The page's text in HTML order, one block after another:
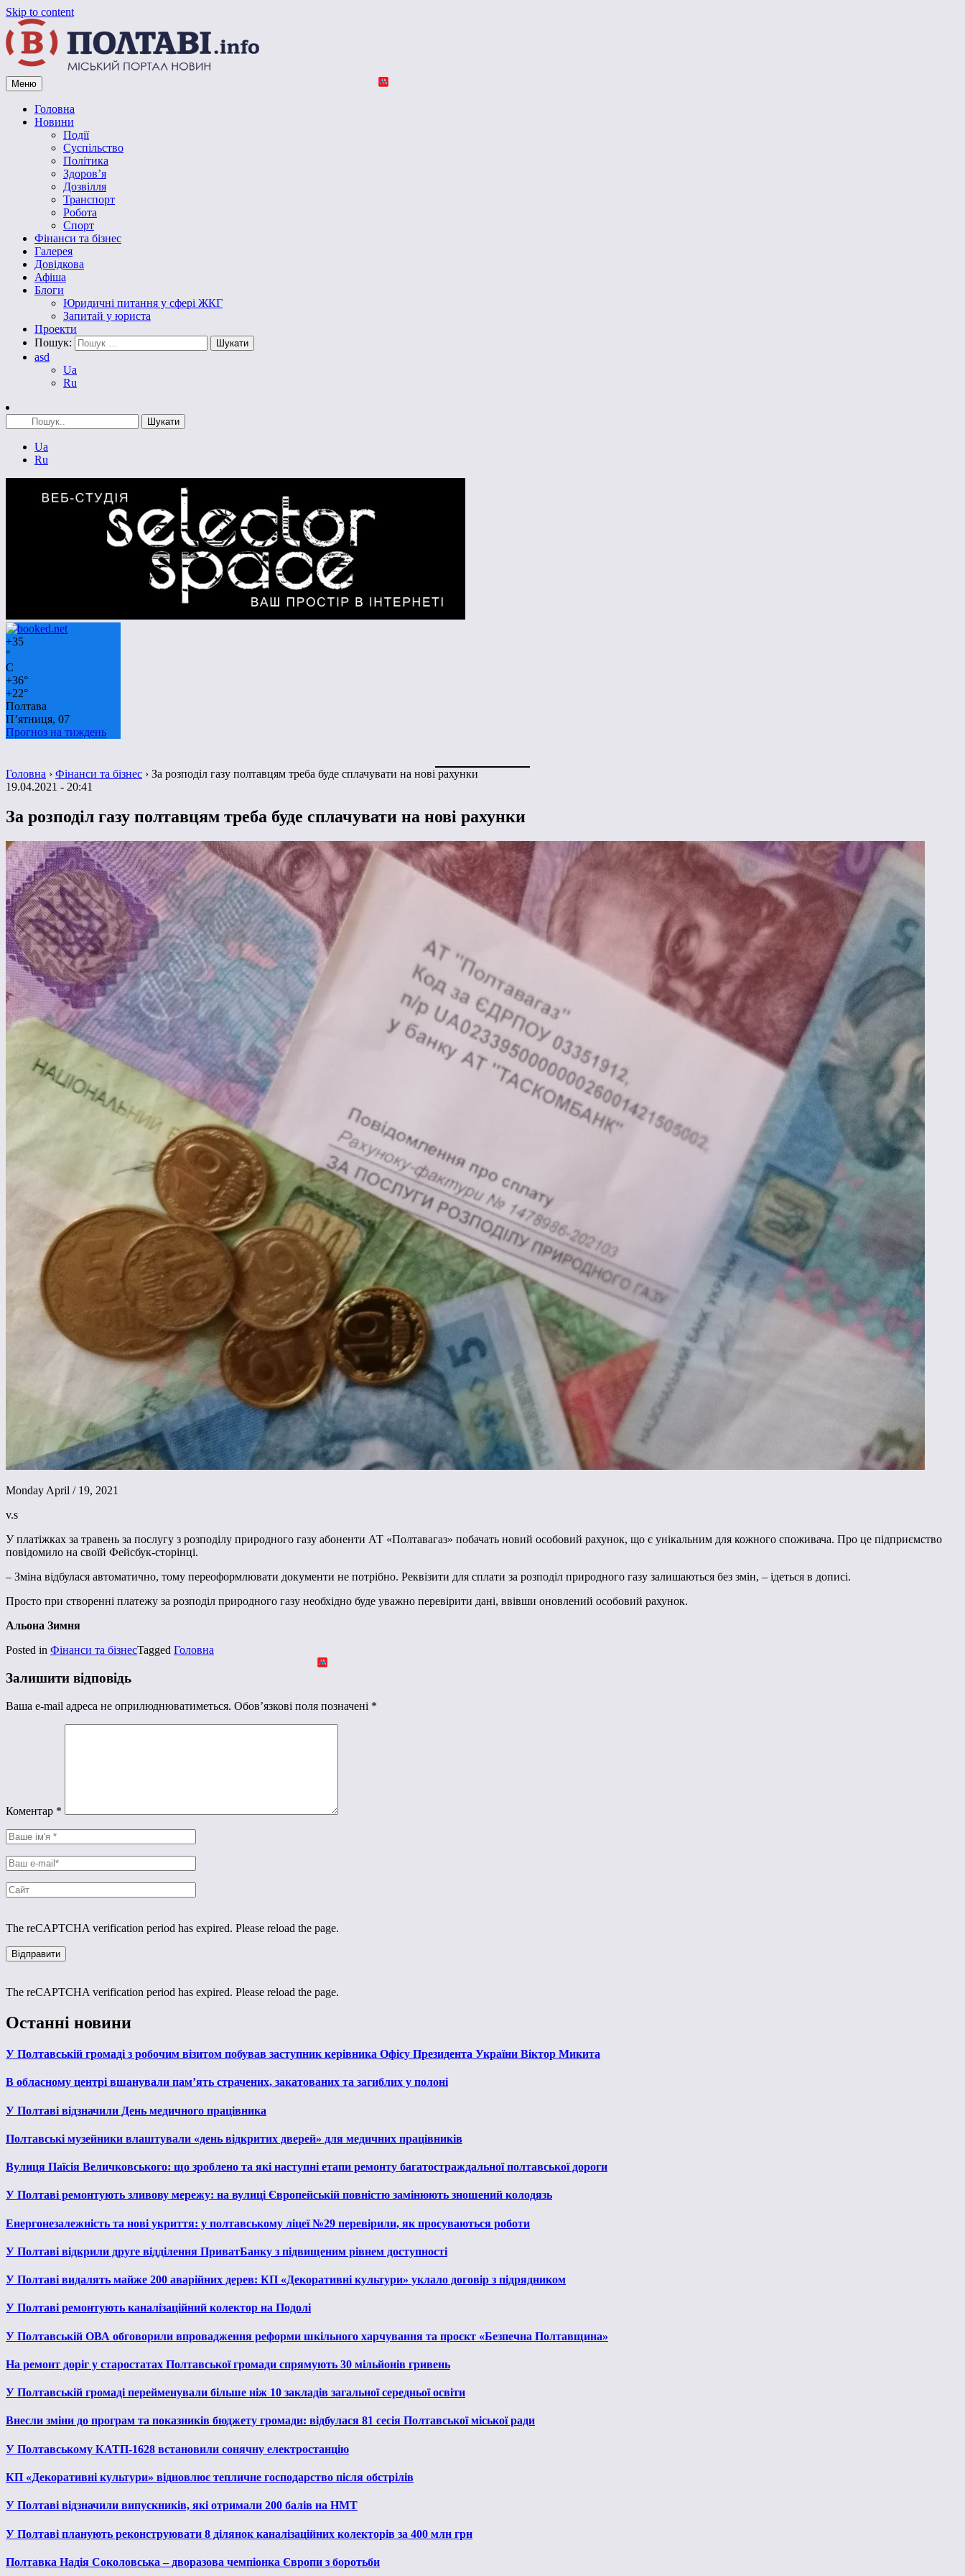
Skip to content
Vpoltave.info
Полтавський портал новин
Меню
Головна
Новини
Події
Суспільство
Політика
Здоров’я
Дозвілля
Транспорт
Робота
Спорт
Фінанси та бізнес
Галерея
Довідкова
Афіша
Блоги
Юридичні питання у сфері ЖКГ
Запитай у юриста
Проекти
Пошук:
asd
Ua
Ru
Ua
Ru
+35
°
C
+36°
+22°
Полтава
П’ятниця, 07
Прогноз на тиждень
Головна › Фінанси та бізнес › За розподіл газу полтавцям треба буде сплачувати на нові рахунки
19.04.2021 - 20:41
За розподіл газу полтавцям треба буде сплачувати на нові рахунки
Monday April / 19, 2021
v.s
У платіжках за травень за послугу з розподілу природного газу абоненти АТ «Полтавагаз» побачать новий особовий рахунок, що є унікальним для кожного споживача. Про це підприємство
повідомило на своїй Фейсбук-сторінці.
– Зміна відбулася автоматично, тому переоформлювати документи не потрібно. Реквізити для сплати за розподіл природного газу залишаються без змін, – ідеться в дописі.
Просто при створенні платежу за розподіл природного газу необхідно буде уважно перевірити дані, ввівши оновлений особовий рахунок.
Альона Зимня
Posted in Фінанси та бізнесTagged Головна
Залишити відповідь
Ваша e-mail адреса не оприлюднюватиметься. Обов’язкові поля позначені *
Коментар *
The reCAPTCHA verification period has expired. Please reload the page.
The reCAPTCHA verification period has expired. Please reload the page.
Останні новини
У Полтавській громаді з робочим візитом побував заступник керівника Офісу Президента України Віктор Микита
В обласному центрі вшанували пам’ять страчених, закатованих та загиблих у полоні
У Полтаві відзначили День медичного працівника
Полтавські музейники влаштували «день відкритих дверей» для медичних працівників
Вулиця Паїсія Величковського: що зроблено та які наступні етапи ремонту багатостраждальної полтавської дороги
У Полтаві ремонтують зливову мережу: на вулиці Європейській повністю замінюють зношений колодязь
Енергонезалежність та нові укриття: у полтавському ліцеї №29 перевірили, як просуваються роботи
У Полтаві відкрили друге відділення ПриватБанку з підвищеним рівнем доступності
У Полтаві видалять майже 200 аварійних дерев: КП «Декоративні культури» уклало договір з підрядником
У Полтаві ремонтують каналізаційний колектор на Подолі
У Полтавській ОВА обговорили впровадження реформи шкільного харчування та проєкт «Безпечна Полтавщина»
На ремонт доріг у старостатах Полтавської громади спрямують 30 мільйонів гривень
У Полтавській громаді перейменували більше ніж 10 закладів загальної середньої освіти
Внесли зміни до програм та показників бюджету громади: відбулася 81 сесія Полтавської міської ради
У Полтавському КАТП-1628 встановили сонячну електростанцію
КП «Декоративні культури» відновлює тепличне господарство після обстрілів
У Полтаві відзначили випускників, які отримали 200 балів на НМТ
У Полтаві планують реконструювати 8 ділянок каналізаційних колекторів за 400 млн грн
Полтавка Надія Соколовська – дворазова чемпіонка Європи з боротьби